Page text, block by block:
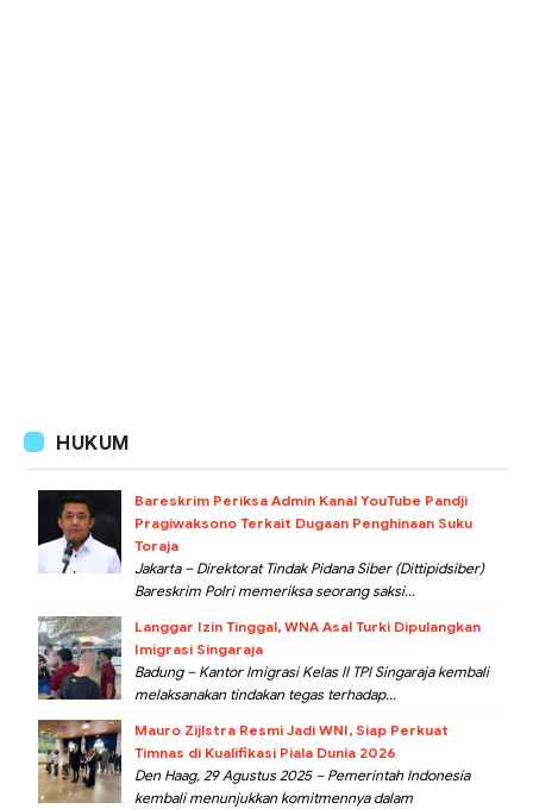
HUKUM
Bareskrim Periksa Admin Kanal YouTube Pandji
Pragiwaksono Terkait Dugaan Penghinaan Suku
Toraja
Jakarta – Direktorat Tindak Pidana Siber (Dittipidsiber)
Bareskrim Polri memeriksa seorang saksi...
Langgar Izin Tinggal, WNA Asal Turki Dipulangkan
Imigrasi Singaraja
Badung – Kantor Imigrasi Kelas II TPI Singaraja kembali
melaksanakan tindakan tegas terhadap...
Mauro Zijlstra Resmi Jadi WNI, Siap Perkuat
Timnas di Kualifikasi Piala Dunia 2026
Den Haag, 29 Agustus 2025 – Pemerintah Indonesia
kembali menunjukkan komitmennya dalam